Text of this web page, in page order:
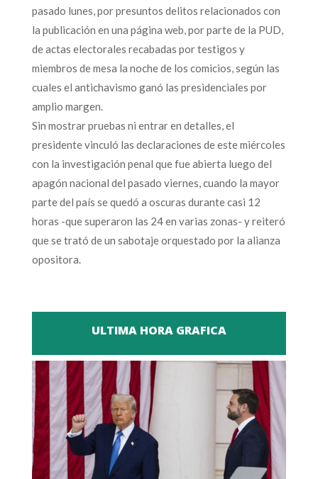
pasado lunes, por presuntos delitos relacionados con
la publicación en una página web, por parte de la PUD,
de actas electorales recabadas por testigos y
miembros de mesa la noche de los comicios, según las
cuales el antichavismo ganó las presidenciales por
amplio margen.
Sin mostrar pruebas ni entrar en detalles, el
presidente vinculó las declaraciones de este miércoles
con la investigación penal que fue abierta luego del
apagón nacional del pasado viernes, cuando la mayor
parte del país se quedó a oscuras durante casi 12
horas -que superaron las 24 en varias zonas- y reiteró
que se trató de un sabotaje orquestado por la alianza
opositora.
ULTIMA HORA GRAFICA